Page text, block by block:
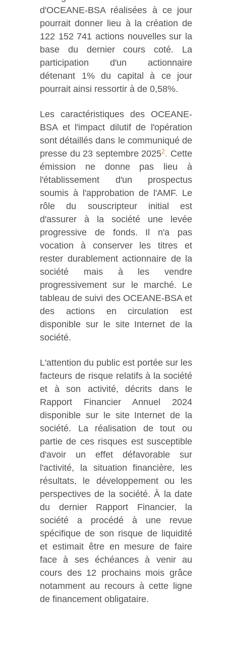
d'OCEANE-BSA réalisées à ce jour
pourrait donner lieu à la création de
122 152 741 actions nouvelles sur la
base du dernier cours coté. La
participation d'un actionnaire
détenant 1% du capital à ce jour
pourrait ainsi ressortir à de 0,58%.
Les caractéristiques des OCEANE-
BSA et l'impact dilutif de l'opération
sont détaillés dans le communiqué de
presse du 23 septembre 20252. Cette
émission ne donne pas lieu à
l'établissement d'un prospectus
soumis à l'approbation de l'AMF. Le
rôle du souscripteur initial est
d'assurer à la société une levée
progressive de fonds. Il n'a pas
vocation à conserver les titres et
rester durablement actionnaire de la
société mais à les vendre
progressivement sur le marché. Le
tableau de suivi des OCEANE-BSA et
des actions en circulation est
disponible sur le site Internet de la
société.
L'attention du public est portée sur les
facteurs de risque relatifs à la société
et à son activité, décrits dans le
Rapport Financier Annuel 2024
disponible sur le site Internet de la
société. La réalisation de tout ou
partie de ces risques est susceptible
d'avoir un effet défavorable sur
l'activité, la situation financière, les
résultats, le développement ou les
perspectives de la société. À la date
du dernier Rapport Financier, la
société a procédé à une revue
spécifique de son risque de liquidité
et estimait être en mesure de faire
face à ses échéances à venir au
cours des 12 prochains mois grâce
notamment au recours à cette ligne
de financement obligataire.